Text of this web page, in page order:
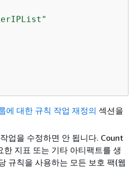
에 대한 규칙 작업 재정의 섹션을
업을 수정하면 안 됩니다. Count
지표 또는 기타 아티팩트를 생
규칙을 사용하는 모든 보호 팩(웹